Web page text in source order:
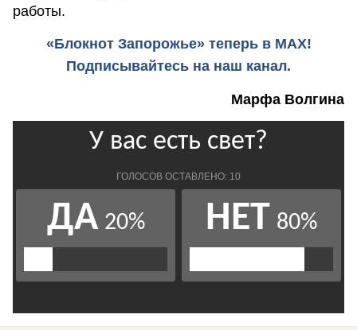
работы.
«Блокнот Запорожье» теперь в MAX!
Подписывайтесь на наш канал.
Марфа Волгина